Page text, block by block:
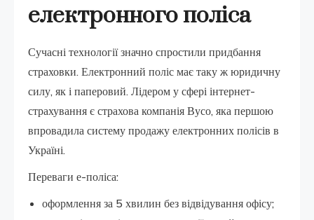
електронного поліса
Сучасні технології значно спростили придбання
страховки. Електронний поліс має таку ж юридичну
силу, як і паперовий. Лідером у сфері інтернет-
страхування є страхова компанія Вусо, яка першою
впровадила систему продажу електронних полісів в
Україні.
Переваги е-поліса:
оформлення за 5 хвилин без відвідування офісу;